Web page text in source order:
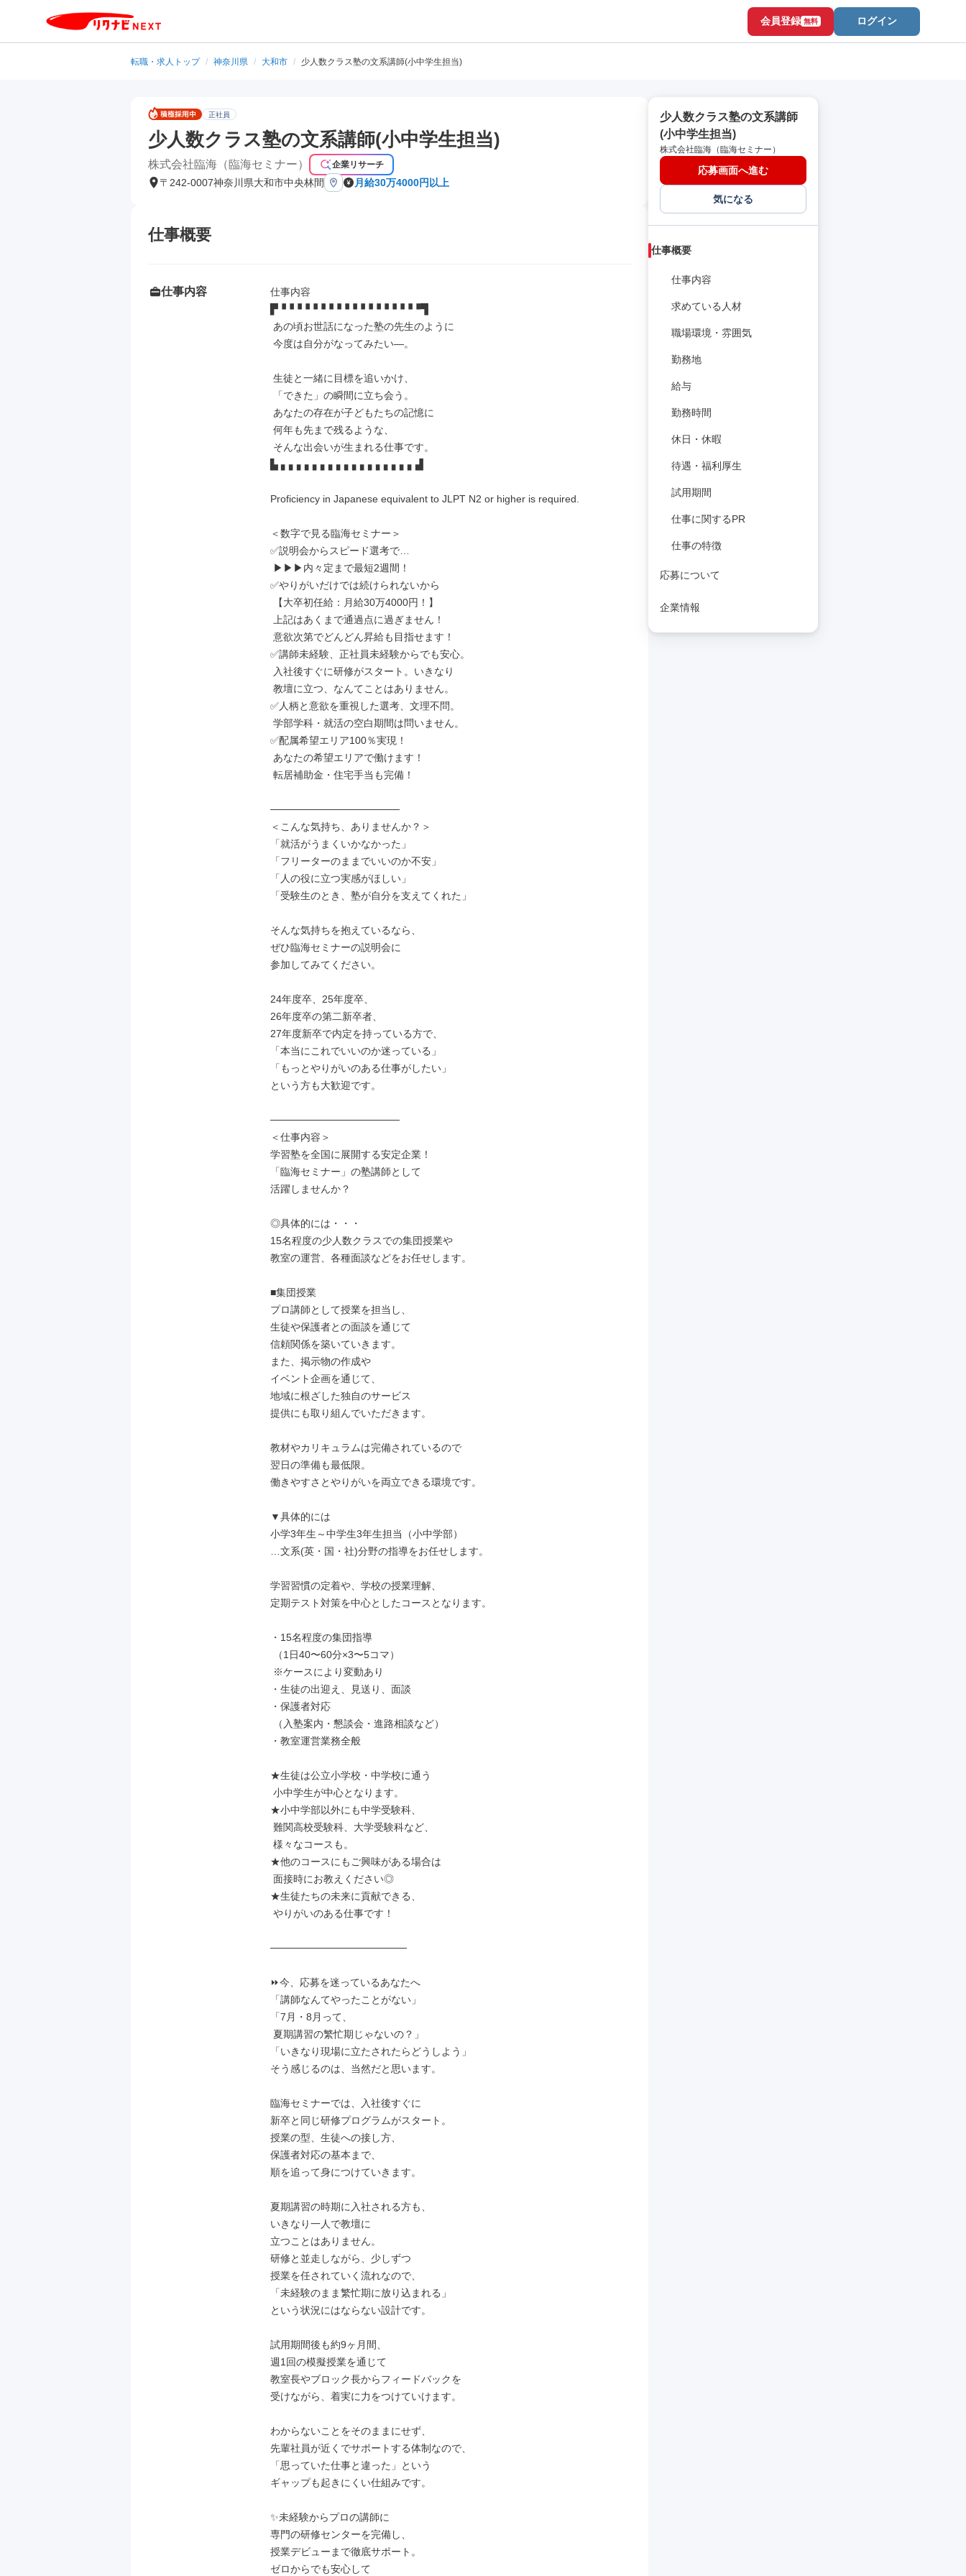
会員登録 無料 ログイン
転職・求人トップ / 神奈川県 / 大和市 / 少人数クラス塾の文系講師(小中学生担当)
正社員
少人数クラス塾の文系講師(小中学生担当)
株式会社臨海（臨海セミナー） 企業リサーチ
〒242-0007神奈川県大和市中央林間 月給30万4000円以上
仕事概要
仕事内容
仕事内容
▛▝▝▝▝▝▝▝▝▝▝▝▝▝▝▝▝▝▝▜
▙ ▖▖▖▖▖▖▖▖▖▖▖▖▖▖▖▖▖▟
Proficiency in Japanese equivalent to JLPT N2 or higher is required.
＜数字で見る臨海セミナー＞
✅説明会からスピード選考で…
✅やりがいだけでは続けられないから
✅講師未経験、正社員未経験からでも安心。
✅人柄と意欲を重視した選考、文理不問。
✅配属希望エリア100％実現！
──────────────────
＜こんな気持ち、ありませんか？＞
「就活がうまくいかなかった」
「フリーターのままでいいのか不安」
「人の役に立つ実感がほしい」
「受験生のとき、塾が自分を支えてくれた」
そんな気持ちを抱えているなら、
ぜひ臨海セミナーの説明会に
参加してみてください。
24年度卒、25年度卒、
26年度卒の第二新卒者、
27年度新卒で内定を持っている方で、
「本当にこれでいいのか迷っている」
「もっとやりがいのある仕事がしたい」
という方も大歓迎です。
──────────────────
＜仕事内容＞
学習塾を全国に展開する安定企業！
「臨海セミナー」の塾講師として
活躍しませんか？
◎具体的には・・・
15名程度の少人数クラスでの集団授業や
教室の運営、各種面談などをお任せします。
■集団授業
プロ講師として授業を担当し、
生徒や保護者との面談を通じて
信頼関係を築いていきます。
また、掲示物の作成や
イベント企画を通じて、
地域に根ざした独自のサービス
提供にも取り組んでいただきます。
教材やカリキュラムは完備されているので
翌日の準備も最低限。
働きやすさとやりがいを両立できる環境です。
▼具体的には
小学3年生～中学生3年生担当（小中学部）
…文系(英・国・社)分野の指導をお任せします。
学習習慣の定着や、学校の授業理解、
定期テスト対策を中心としたコースとなります。
・15名程度の集団指導
・生徒の出迎え、見送り、面談
・保護者対応
・教室運営業務全般
★生徒は公立小学校・中学校に通う
★小中学部以外にも中学受験科、
★他のコースにもご興味がある場合は
★生徒たちの未来に貢献できる、
───────────────────
⏩今、応募を迷っているあなたへ
「講師なんてやったことがない」
「7月・8月って、
「いきなり現場に立たされたらどうしよう」
そう感じるのは、当然だと思います。
臨海セミナーでは、入社後すぐに
新卒と同じ研修プログラムがスタート。
授業の型、生徒への接し方、
保護者対応の基本まで、
順を追って身につけていきます。
夏期講習の時期に入社される方も、
いきなり一人で教壇に
立つことはありません。
研修と並走しながら、少しずつ
授業を任されていく流れなので、
「未経験のまま繁忙期に放り込まれる」
という状況にはならない設計です。
試用期間後も約9ヶ月間、
週1回の模擬授業を通じて
教室長やブロック長からフィードバックを
受けながら、着実に力をつけていけます。
わからないことをそのままにせず、
先輩社員が近くでサポートする体制なので、
「思っていた仕事と違った」という
ギャップも起きにくい仕組みです。
✨未経験からプロの講師に
専門の研修センターを完備し、
授業デビューまで徹底サポート。
ゼロからでも安心して
少人数クラス塾の文系講師
(小中学生担当)
株式会社臨海（臨海セミナー）
応募画面へ進む
気になる
仕事概要
仕事内容
求めている人材
職場環境・雰囲気
勤務地
給与
勤務時間
休日・休暇
待遇・福利厚生
試用期間
仕事に関するPR
仕事の特徴
応募について
企業情報